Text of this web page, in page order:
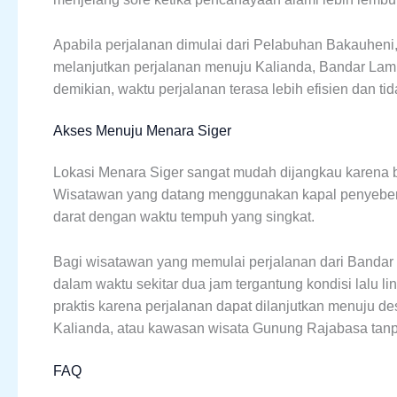
Apabila perjalanan dimulai dari Pelabuhan
melanjutkan perjalanan menuju Kalianda, Bandar
demikian, waktu perjalanan terasa lebih efisien dan
Akses Menuju Menara Siger
Lokasi Menara Siger sangat mudah dijangkau
Wisatawan yang datang menggunakan kapal
darat dengan waktu tempuh yang singkat.
Bagi wisatawan yang memulai perjalanan dari
dalam waktu sekitar dua jam tergantung kondisi lalu
praktis karena perjalanan dapat dilanjutkan menuju
Kalianda, atau kawasan wisata Gunung Rajabasa
FAQ